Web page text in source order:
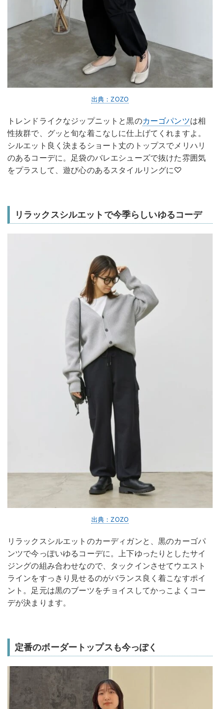
出典：ZOZO
トレンドライクなジップニットと黒のカーゴパンツは相
性抜群で、グッと旬な着こなしに仕上げてくれますよ。
シルエット良く決まるショート丈のトップスでメリハリ
のあるコーデに。足袋のバレエシューズで抜けた雰囲気
をプラスして、遊び心のあるスタイルリングに♡
リラックスシルエットで今季らしいゆるコーデ
出典：ZOZO
リラックスシルエットのカーディガンと、黒のカーゴパ
ンツで今っぽいゆるコーデに。上下ゆったりとしたサイ
ジングの組み合わせなので、タックインさせてウエスト
ラインをすっきり見せるのがバランス良く着こなすポイ
ント。足元は黒のブーツをチョイスしてかっこよくコー
デが決まります。
定番のボーダートップスも今っぽく